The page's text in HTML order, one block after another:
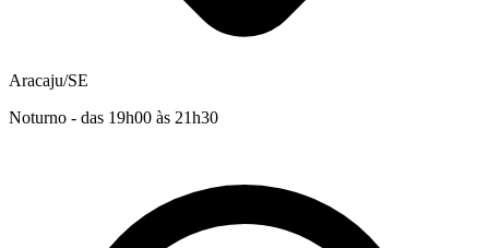
Aracaju/SE
Noturno - das 19h00 às 21h30